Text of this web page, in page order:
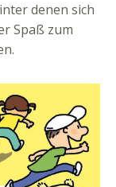
denen sich
Spaß zum